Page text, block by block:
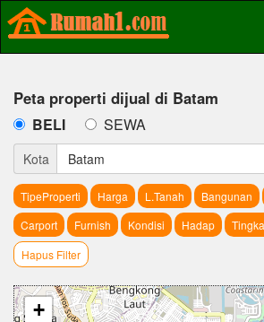
Peta properti dijual di Batam
BELI SEWA
Kota Batam
TipeProperti Harga L.Tanah Bangunan
Carport
Furnish Kondisi Hadap
Hapus Filter
+